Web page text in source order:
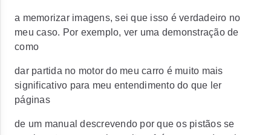
a memorizar imagens, sei que isso é verdadeiro no
meu caso. Por exemplo, ver uma demonstração de
como
dar partida no motor do meu carro é muito mais
significativo para meu entendimento do que ler
páginas
de um manual descrevendo por que os pistãos se